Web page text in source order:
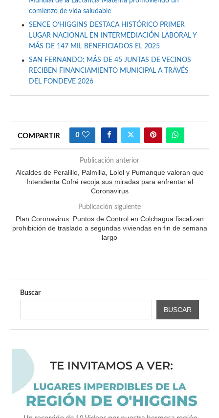
comienzo de vida saludable
SENCE O’HIGGINS DESTACA HISTÓRICO PRIMER
LUGAR NACIONAL EN INTERMEDIACIÓN LABORAL Y
MÁS DE 147 MIL BENEFICIADOS EL 2025
SAN FERNANDO: MÁS DE 45 JUNTAS DE VECINOS
RECIBEN FINANCIAMIENTO MUNICIPAL A TRAVÉS
DEL FONDEVE 2026
COMPARTIR 0
Publicación anterior
Alcaldes de Peralillo, Palmilla, Lolol y Pumanque valoran que
Intendenta Cofré recoja sus miradas para enfrentar el
Coronavirus
Publicación siguiente
Plan Coronavirus: Puntos de Control en Colchagua fiscalizan
prohibición de traslado a segundas viviendas en fin de semana
largo
Buscar
BUSCAR